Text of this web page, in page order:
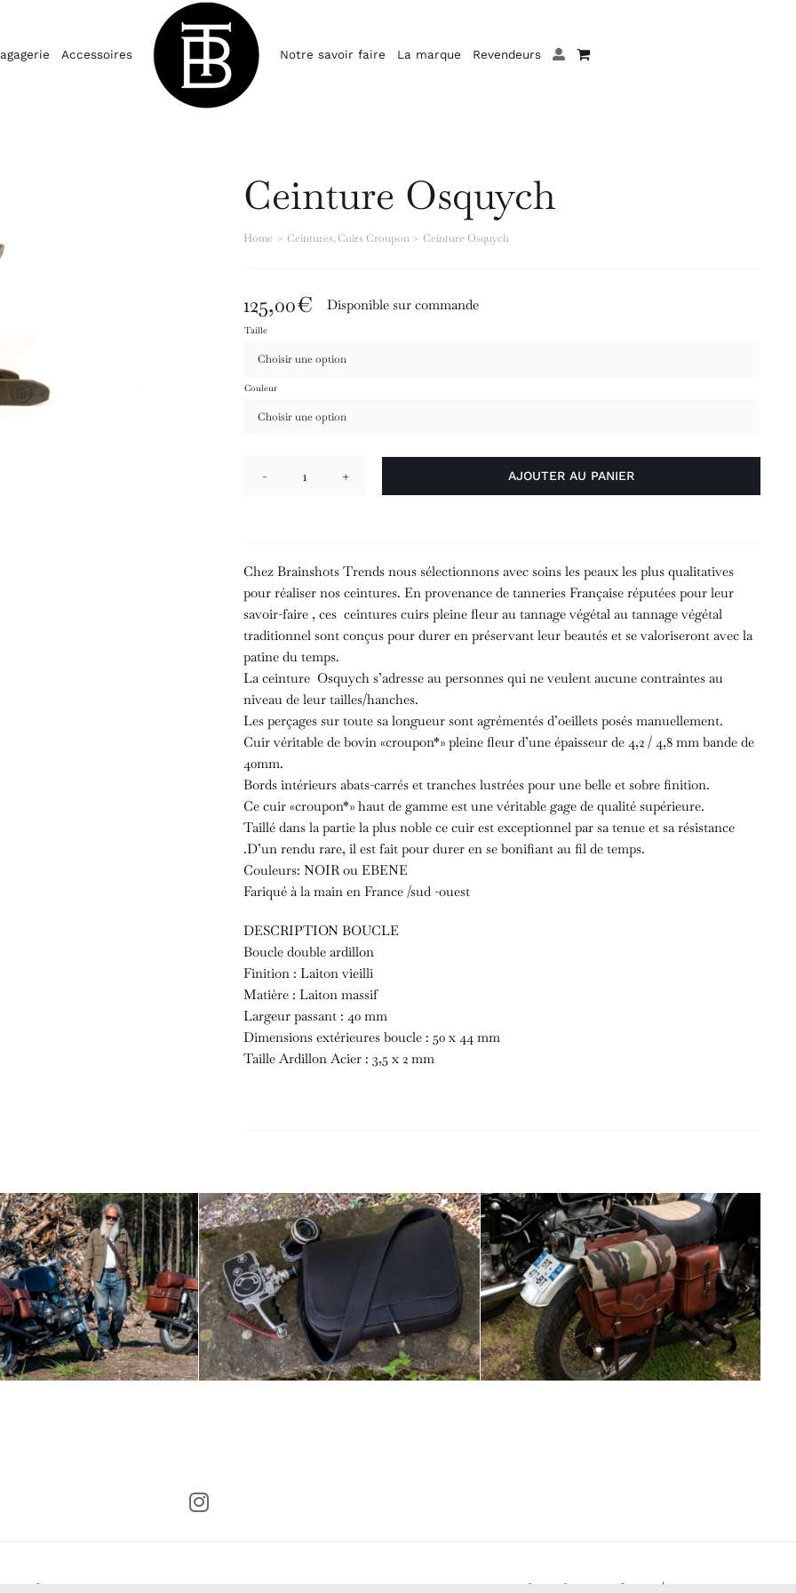
Accessoires Notre savoir faire La marque Revendeurs
Ceinture Osquych
Home Ceintures Cuirs Croupon Ceinture Osquych
125,00€ Disponible sur commande
Taille
Couleur
quantité
AJOUTER AU PANIER
Chez Brainshots Trends nous sélectionnons avec soins les peaux les plus qualitatives
pour réaliser nos ceintures. En provenance de tanneries Française réputées pour leur
savoir-faire , ces ceintures cuirs pleine fleur au tannage végétal au tannage végétal
traditionnel sont conçus pour durer en préservant leur beautés et se valoriseront avec la
patine du temps.
La ceinture Osquych s’adresse au personnes qui ne veulent aucune contraintes au
niveau de leur tailles/hanches.
Les perçages sur toute sa longueur sont agrémentés d’oeillets posés manuellement.
Cuir véritable de bovin «croupon*» pleine fleur d’une épaisseur de 4,2 / 4,8 mm bande de
40mm.
Bords intérieurs abats-carrés et tranches lustrées pour une belle et sobre finition.
Ce cuir «croupon*» haut de gamme est une véritable gage de qualité supérieure.
Taillé dans la partie la plus noble ce cuir est exceptionnel par sa tenue et sa résistance
.D’un rendu rare, il est fait pour durer en se bonifiant au fil de temps.
Couleurs: NOIR ou EBENE
Fariqué à la main en France /sud -ouest
DESCRIPTION BOUCLE
Boucle double ardillon
Finition : Laiton vieilli
Matière : Laiton massif
Largeur passant : 40 mm
Dimensions extérieures boucle : 50 x 44 mm
Taille Ardillon Acier : 3,5 x 2 mm
de ventes contact@brainshots-trends.com | +33 6 98 07 29 65